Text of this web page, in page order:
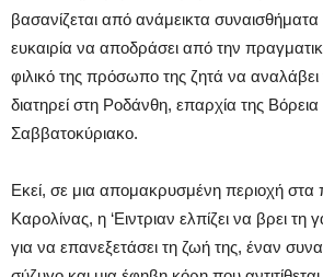
βασανίζεται από ανάμεικτα συναισθήματα
ευκαιρία να αποδράσει από την
φιλικό της πρόσωπο της ζητά να
διατηρεί στη Ροδάνθη, επαρχία της
Σαββατοκύριακο.
Εκεί, σε μια απομακρυσμένη περιοχή στα
Καρολίνας, η ‘Ειντριαν ελπίζει να βρει τη
για να επανεξετάσει τη ζωή της, έναν